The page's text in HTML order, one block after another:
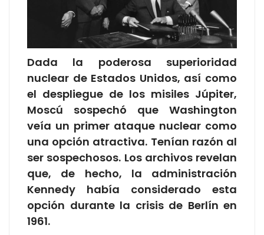
Dada la poderosa superioridad
nuclear de Estados Unidos, así como
el despliegue de los misiles Júpiter,
Moscú sospechó que Washington
veía un primer ataque nuclear como
una opción atractiva. Tenían razón al
ser sospechosos. Los archivos revelan
que, de hecho, la administración
Kennedy había considerado esta
opción durante la crisis de Berlín en
1961.